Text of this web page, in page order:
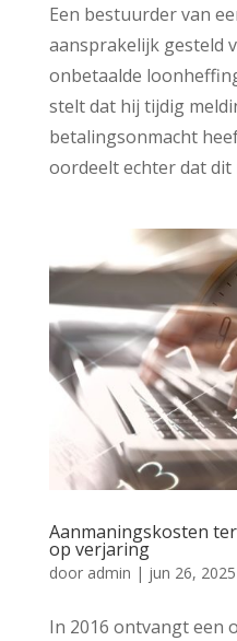
Een bestuurder van
aansprakelijk gesteld
onbetaalde
stelt dat hij tijdig
betalingsonmacht
oordeelt echter dat dit
Aanmaningskosten
op verjaring
door admin | jun 26, 2025
In 2016 ontvangt een